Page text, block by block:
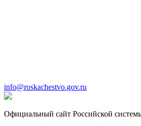
info@roskachestvo.gov.ru
Официальный сайт Российской